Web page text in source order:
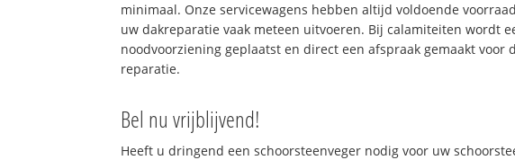
minimaal. Onze servicewagens hebben altijd voldoende
uw dakreparatie vaak meteen uitvoeren. Bij calamiteiten wordt
noodvoorziening geplaatst en direct een afspraak gemaakt voor
reparatie.
Bel nu vrijblijvend!
Heeft u dringend een schoorsteenveger nodig voor uw